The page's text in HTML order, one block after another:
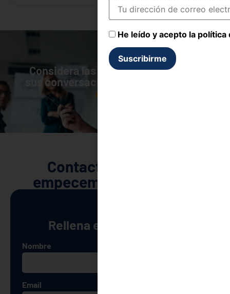
Considera las relaciones humanas,
sus conversaciones,
energía.
Contacta conmigo y
empecemos tu proyecto
Rellena este formulario
Nombre
Email
He leído y acepto la política